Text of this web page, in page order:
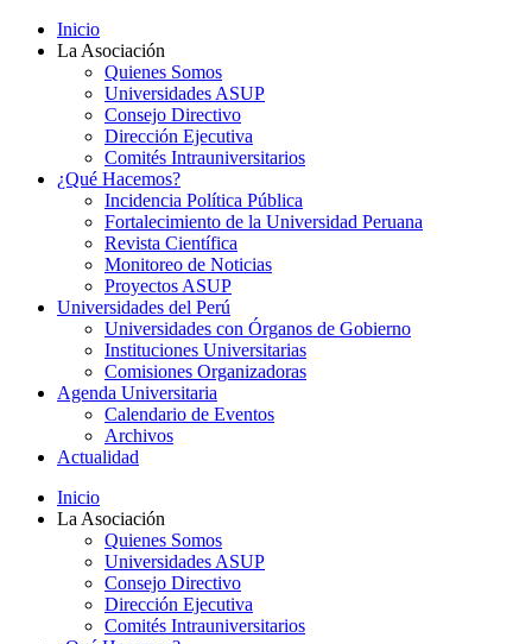
Inicio
La Asociación
Quienes Somos
Universidades ASUP
Consejo Directivo
Dirección Ejecutiva
Comités Intrauniversitarios
¿Qué Hacemos?
Incidencia Política Pública
Fortalecimiento de la Universidad Peruana
Revista Científica
Monitoreo de Noticias
Proyectos ASUP
Universidades del Perú
Universidades con Órganos de Gobierno
Instituciones Universitarias
Comisiones Organizadoras
Agenda Universitaria
Calendario de Eventos
Archivos
Actualidad
Inicio
La Asociación
Quienes Somos
Universidades ASUP
Consejo Directivo
Dirección Ejecutiva
Comités Intrauniversitarios